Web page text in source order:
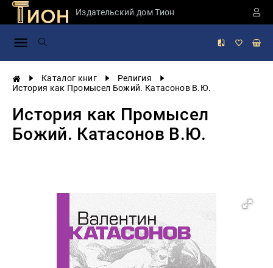
Издательский дом Тион
Каталог книг
Религия
История как Промысел Божий. Катасонов В.Ю.
История как Промысел
Божий. Катасонов В.Ю.
Занимательная
России
история
Экономика
Учебная
Публицистика